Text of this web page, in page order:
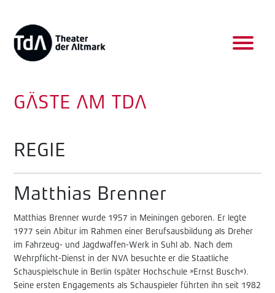
GÄSTE AM TDA
REGIE
Matthias Brenner
Matthias Brenner wurde 1957 in Meiningen geboren. Er legte
1977 sein Abitur im Rahmen einer Berufsausbildung als Dreher
im Fahrzeug- und Jagdwaffen-Werk in Suhl ab. Nach dem
Wehrpflicht-Dienst in der NVA besuchte er die Staatliche
Schauspielschule in Berlin (später Hochschule »Ernst Busch«).
Seine ersten Engagements als Schauspieler führten ihn seit 1982